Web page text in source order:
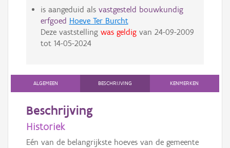
is aangeduid als vastgesteld bouwkundig
erfgoed Hoeve Ter Burcht
Deze vaststelling was geldigvan 24-09-2009
tot 14-05-2024
ALGEMEEN BESCHRIJVING KENMERKEN
Beschrijving
Historiek
Eén van de belangrijkste hoeves van de gemeente